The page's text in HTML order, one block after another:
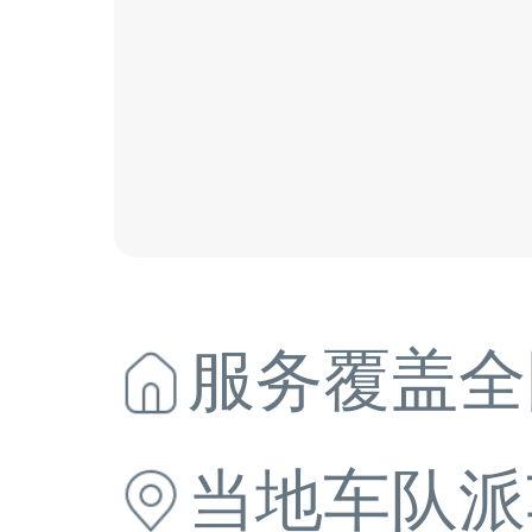
服务覆盖
当地车队